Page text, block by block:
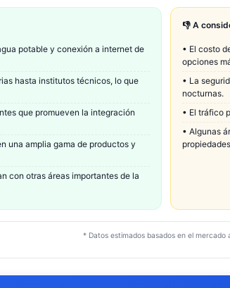
potable y conexión a internet de
hasta institutos técnicos, lo que
que promueven la integración
una amplia gama de productos y
con otras áreas importantes de la
👎 A
• El costo
opciones
• La
nocturnas.
• El tráfico
• Algunas
* Datos estimados basados en el mercado